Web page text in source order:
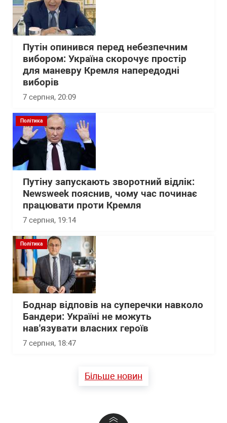
Путін опинився перед небезпечним
вибором: Україна скорочує простір
для маневру Кремля напередодні
виборів
7 серпня, 20:09
Політика
Путіну запускають зворотний відлік:
Newsweek пояснив, чому час починає
працювати проти Кремля
7 серпня, 19:14
Політика
Боднар відповів на суперечки навколо
Бандери: Україні не можуть
нав'язувати власних героїв
7 серпня, 18:47
Більше новин